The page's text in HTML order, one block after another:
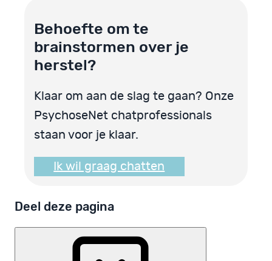
Behoefte om te
brainstormen over je
herstel?
Klaar om aan de slag te gaan? Onze
PsychoseNet chatprofessionals
staan voor je klaar.
Ik wil graag chatten
Deel deze pagina